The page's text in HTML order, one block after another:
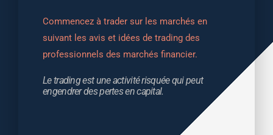
Commencez à trader sur les marchés en
suivant les avis et idées de trading des
professionnels des marchés financier.
Le trading est une activité risquée qui peut
engendrer des pertes en capital.